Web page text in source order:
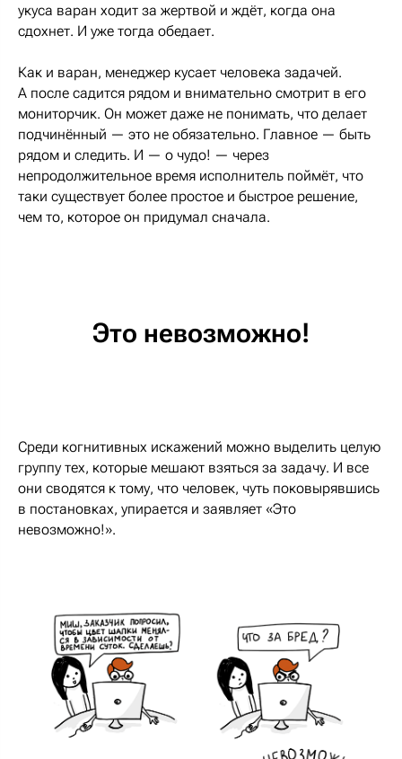
укуса варан ходит за жертвой и ждёт, когда она
сдохнет. И уже тогда обедает.
Как и варан, менеджер кусает человека задачей.
А после садится рядом и внимательно смотрит в его
мониторчик. Он может даже не понимать, что делает
подчинённый — это не обязательно. Главное — быть
рядом и следить. И — о чудо! — через
непродолжительное время исполнитель поймёт, что
таки существует более простое и быстрое решение,
чем то, которое он придумал сначала.
Это невозможно!
Среди когнитивных искажений можно выделить целую
группу тех, которые мешают взяться за задачу. И все
они сводятся к тому, что человек, чуть поковырявшись
в постановках, упирается и заявляет «Это
невозможно!».